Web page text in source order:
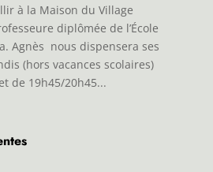
à la Maison du Village
diplômée de l’École
Agnès nous dispensera ses
(hors vacances scolaires)
de 19h45/20h45...